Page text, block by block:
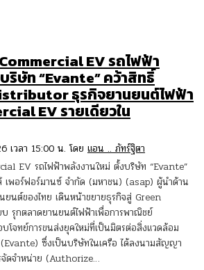
EV รถไฟฟ้า
ริษัท “Evante” คว้าสิทธิ์
ธุรกิจยานยนต์ไฟฟ้า
EV รายเดียวใน
เวลา 15:00 น. โดย แอน .. ภัทร์ฐิตา
EV รถไฟฟ้าพลังงานใหม่ ตั้งบริษัท “Evante”
เพอร์ฟอร์มานซ์ จำกัด (มหาชน) (asap) ผู้นำด้าน
ยนต์ของไทย เดินหน้าขยายธุรกิจสู่ Green
รุกตลาดยานยนต์ไฟฟ้าเพื่อการพาณิชย์
โจทย์การขนส่งยุคใหม่ที่เป็นมิตรต่อสิ่งแวดล้อม
ซึ่งเป็นบริษัทในเครือ ได้ลงนามสัญญา
จัดจำหน่าย (Authorize…